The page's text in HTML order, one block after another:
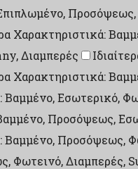
Χαρακτηριστικά:
Διαμπερές
Χαρακτηριστικά:
Βαμμένο, Εσωτερικό,
Προσόψεως,
Βαμμένο, Προσόψεως,
Φωτεινό, Διαμπερές,